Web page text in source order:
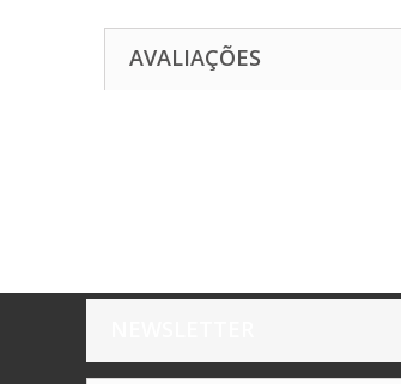
AVALIAÇÕES